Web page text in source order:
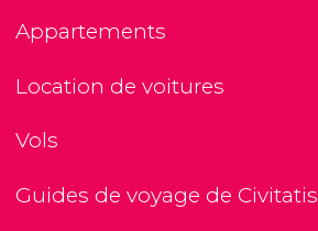
Appartements
Location de voitures
Vols
Guides de voyage de Civitatis